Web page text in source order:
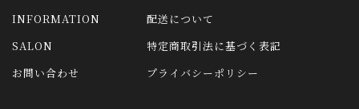
INFORMATION
SALON
お問い合わせ
配送について
特定商取引法に基づく表記
プライバシーポリシー